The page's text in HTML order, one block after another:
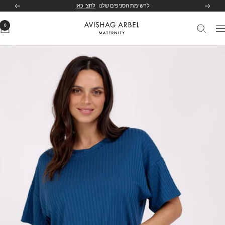
הקודם לרשימת הסניפים שלנו לחצי כאן הבא
ניווט
Avishag
0